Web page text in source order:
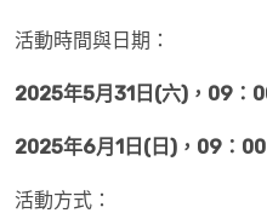
活動時間與日期：
2025年5月31日(六)，09：
2025年6月1日(日)，09：
活動方式：